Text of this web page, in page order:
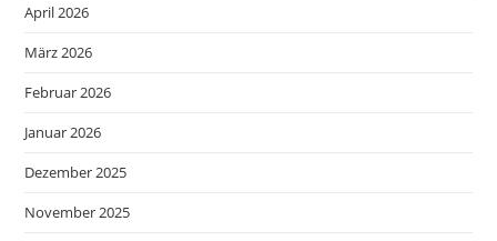
April 2026
März 2026
Februar 2026
Januar 2026
Dezember 2025
November 2025